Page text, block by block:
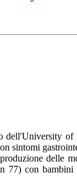
dell'University of
sintomi
delle
77) con